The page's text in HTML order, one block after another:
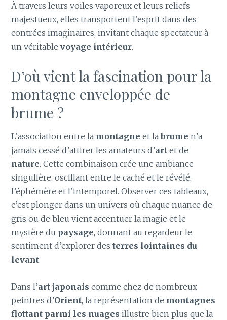
À travers leurs voiles vaporeux et leurs reliefs
majestueux, elles transportent l’esprit dans des
contrées imaginaires, invitant chaque spectateur à
un véritablevoyage intérieur.
D’où vient la fascination pour la
montagne enveloppée de
brume ?
L’association entre la montagne et labrume n’a
jamais cessé d’attirer les amateurs d’art et de
nature. Cette combinaison crée une ambiance
singulière, oscillant entre le caché et le révélé,
l’éphémère et l’intemporel. Observer ces tableaux,
c’est plonger dans un univers où chaque nuance de
gris ou de bleu vient accentuer la magie et le
mystère du paysage, donnant au regardeur le
sentiment d’explorer desterres lointaines du
levant.
Dans l’art japonais comme chez de nombreux
peintres d’Orient, la représentation de montagnes
flottant parmi les nuages illustre bien plus que la